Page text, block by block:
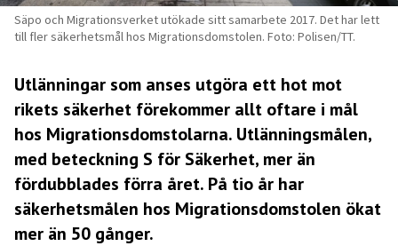
Säpo och Migrationsverket utökade sitt samarbete 2017. Det har lett
till fler säkerhetsmål hos Migrationsdomstolen. Foto: Polisen/TT.
Utlänningar som anses utgöra ett hot mot
rikets säkerhet förekommer allt oftare i mål
hos Migrationsdomstolarna. Utlänningsmålen,
med beteckning S för Säkerhet, mer än
fördubblades förra året. På tio år har
säkerhetsmålen hos Migrationsdomstolen ökat
mer än 50 gånger.